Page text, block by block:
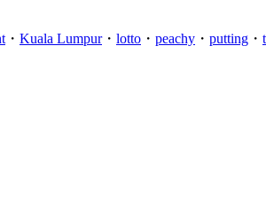
・ Kuala Lumpur・ lotto ・ peachy ・ putting ・